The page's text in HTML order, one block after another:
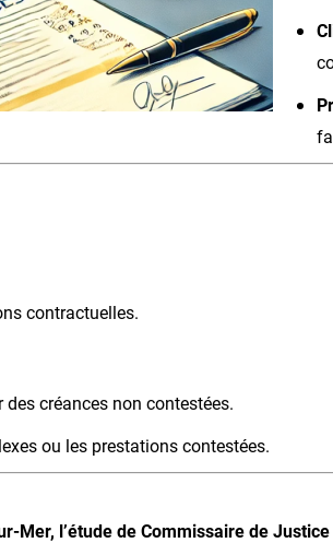
contractuelles.
créances non contestées.
ou les prestations contestées.
Mer, l’étude de Commissaire de